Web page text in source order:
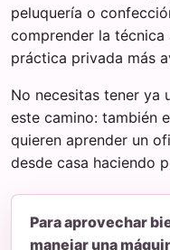
peluquería o
comprender la técnica
práctica privada más
No necesitas tener ya
este camino: también
quieren aprender un
desde casa haciendo
Para aprovechar
manejar una